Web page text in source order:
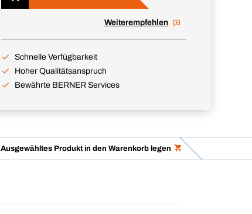
Weiterempfehlen
Schnelle Verfügbarkeit
Hoher Qualitätsanspruch
Bewährte BERNER Services
Ausgewähltes Produkt in den Warenkorb legen